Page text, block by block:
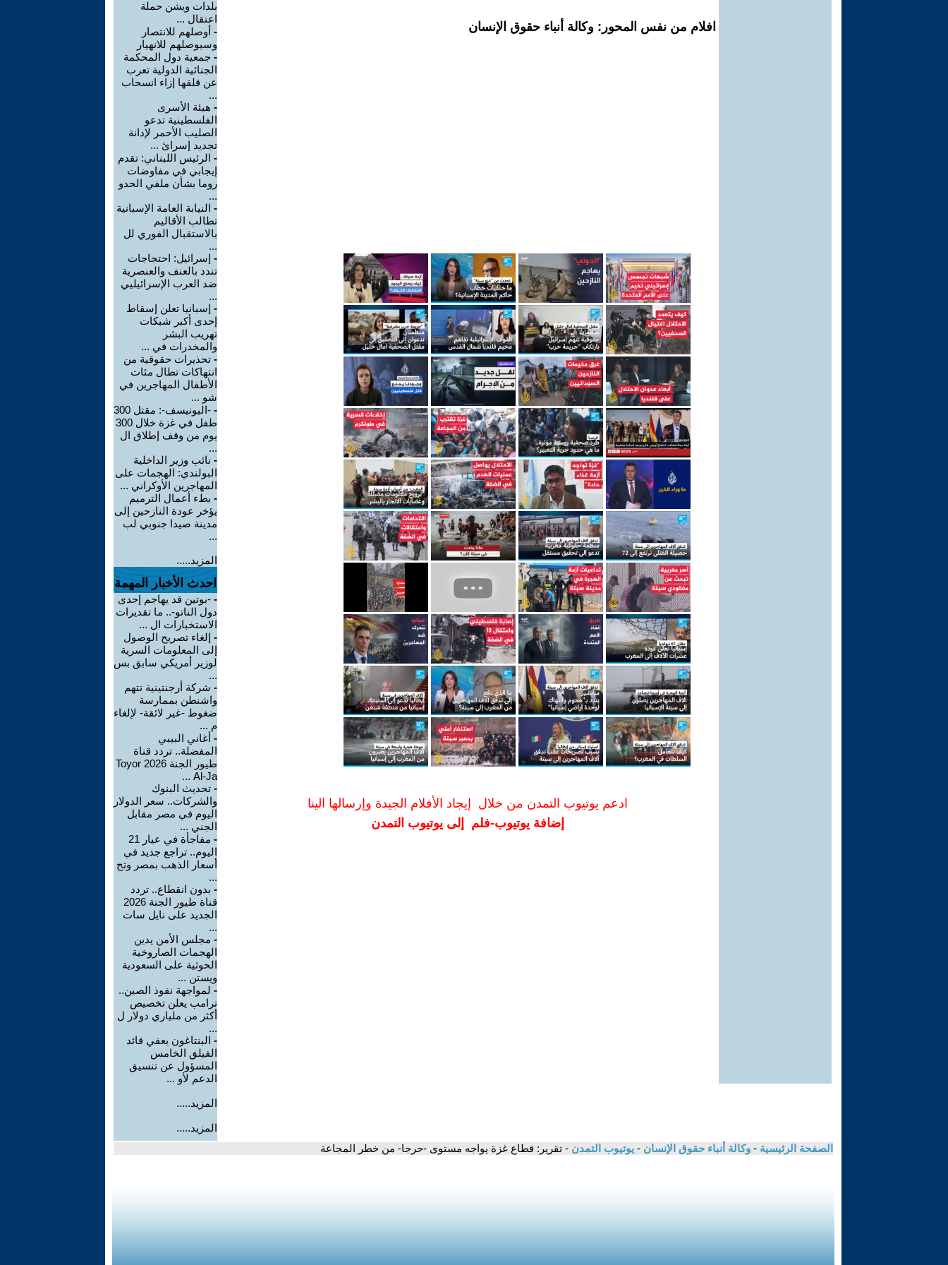
افلام من نفس المحور: وكالة أنباء حقوق الإنسان
ادعم يوتيوب التمدن من خلال إيجاد الأفلام الجيدة وإرسالها الينا
إضافة يوتيوب-فلم إلى يوتيوب التمدن
بلدات ويشن حملة
اعتقال ...
- أوصلهم للانتصار
وسيوصلهم للانهيار
- جمعية دول المحكمة
الجنائية الدولية تعرب
عن قلقها إزاء انسحاب
...
- هيئة الأسرى
الفلسطينية تدعو
الصليب الأحمر لإدانة
تجديد إسرائ ...
- الرئيس اللبناني: تقدم
إيجابي في مفاوضات
روما بشأن ملفي الحدو
...
- النيابة العامة الإسبانية
تطالب الأقاليم
بالاستقبال الفوري لل
...
- إسرائيل: احتجاجات
تندد بالعنف والعنصرية
ضد العرب الإسرائيليي
...
- إسبانيا تعلن إسقاط
إحدى أكبر شبكات
تهريب البشر
والمخدرات في ...
- تحذيرات حقوقية من
انتهاكات تطال مئات
الأطفال المهاجرين في
شو ...
-
-اليونيسف-: مقتل 300
طفل في غزة خلال 300
يوم من وقف إطلاق ال
...
- نائب وزير الداخلية
البولندي: الهجمات على
المهاجرين الأوكراني ...
- بطء أعمال الترميم
يؤخر عودة النازحين إلى
مدينة صيدا جنوبي لب
...
المزيد.....
احدث الأخبار المهمة
- -بوتين قد يهاجم إحدى
دول الناتو-.. ما تقديرات
الاستخبارات ال ...
- إلغاء تصريح الوصول
إلى المعلومات السرية
لوزير أمريكي سابق بس
...
- شركة أرجنتينية تتهم
واشنطن بممارسة
ضغوط -غير لائقة- لإلغاء
م ...
- أغاني البيبي
المفضلة.. تردد قناة
طيور الجنة 2026 Toyor
Al-Ja ...
- تحديث البنوك
والشركات.. سعر الدولار
اليوم في مصر مقابل
الجني ...
-
مفاجأة في عيار 21
اليوم.. تراجع جديد في
أسعار الذهب بمصر وتح
...
- بدون انقطاع.. تردد
قناة طيور الجنة 2026
الجديد على نايل سات
...
- مجلس الأمن يدين
الهجمات الصاروخية
الحوثية على السعودية
ويستن ...
- لمواجهة نفوذ الصين..
ترامب يعلن تخصيص
أكثر من ملياري دولار ل
...
- البنتاغون يعفي قائد
الفيلق الخامس
المسؤول عن تنسيق
الدعم لأو ...
المزيد.....
المزيد.....
الصفحة الرئيسية - وكالة أنباء حقوق الإنسان - يوتيوب التمدن - تقرير: قطاع غزة يواجه مستوى -حرجا- من خطر المجاعة